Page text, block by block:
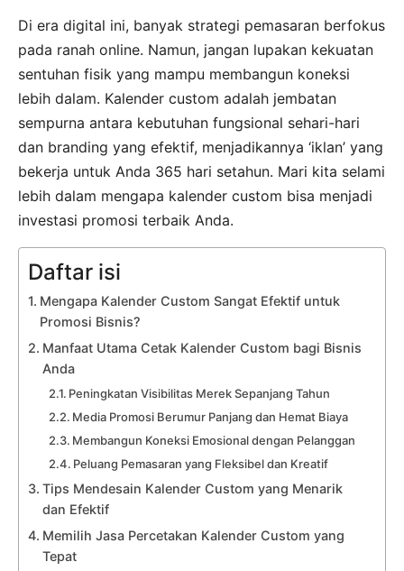
Di era digital ini, banyak strategi pemasaran berfokus
pada ranah online. Namun, jangan lupakan kekuatan
sentuhan fisik yang mampu membangun koneksi
lebih dalam. Kalender custom adalah jembatan
sempurna antara kebutuhan fungsional sehari-hari
dan branding yang efektif, menjadikannya ‘iklan’ yang
bekerja untuk Anda 365 hari setahun. Mari kita selami
lebih dalam mengapa kalender custom bisa menjadi
investasi promosi terbaik Anda.
Daftar isi
Mengapa Kalender Custom Sangat Efektif untuk
Promosi Bisnis?
Manfaat Utama Cetak Kalender Custom bagi Bisnis
Anda
Peningkatan Visibilitas Merek Sepanjang Tahun
Media Promosi Berumur Panjang dan Hemat Biaya
Membangun Koneksi Emosional dengan Pelanggan
Peluang Pemasaran yang Fleksibel dan Kreatif
Tips Mendesain Kalender Custom yang Menarik
dan Efektif
Memilih Jasa Percetakan Kalender Custom yang
Tepat